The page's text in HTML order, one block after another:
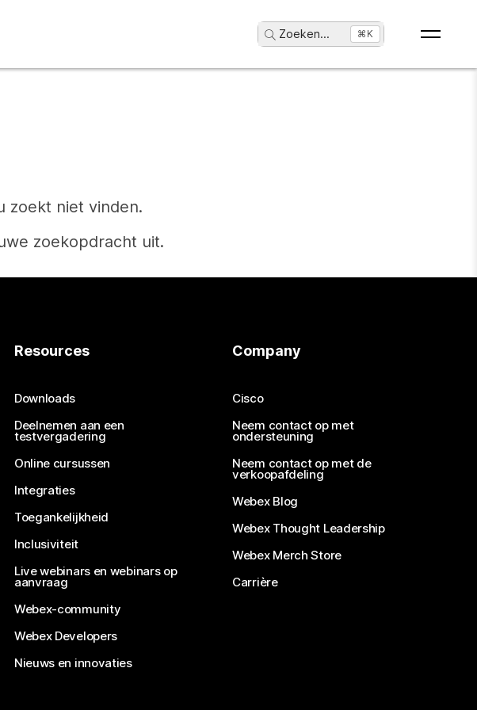
Zoeken... ⌘K
zoekt niet vinden.
zoekopdracht uit.
Resources
Downloads
Deelnemen aan een
testvergadering
Online cursussen
Integraties
Toegankelijkheid
Inclusiviteit
Live webinars en webinars op
aanvraag
Webex-community
Webex Developers
Nieuws en innovaties
Company
Cisco
Neem contact op met
ondersteuning
Neem contact op met de
verkoopafdeling
Webex Blog
Webex Thought Leadership
Webex Merch Store
Carrière